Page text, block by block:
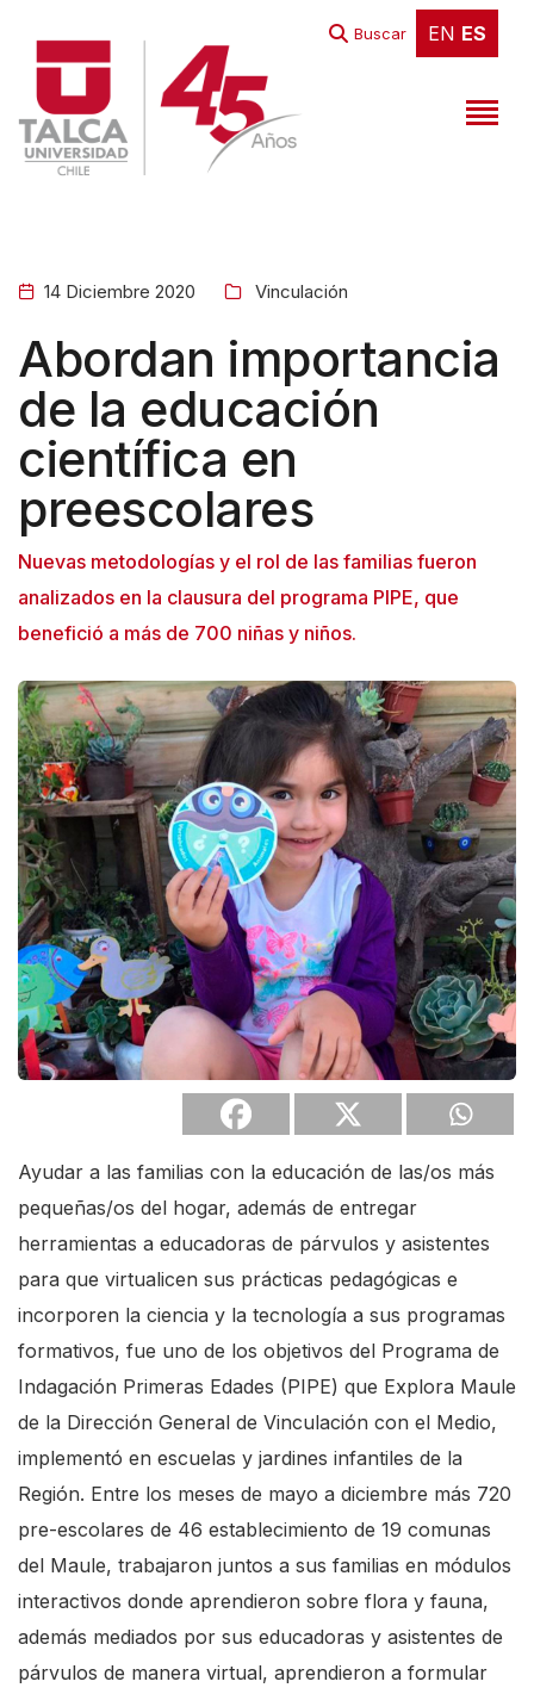
EN ES
Buscar EN ES
14 Diciembre 2020 Vinculación
Abordan importancia
de la educación
científica en
preescolares
Nuevas metodologías y el rol de las familias fueron
analizados en la clausura del programa PIPE, que
benefició a más de 700 niñas y niños.
Ayudar a las familias con la educación de las/os más
pequeñas/os del hogar, además de entregar
herramientas a educadoras de párvulos y asistentes
para que virtualicen sus prácticas pedagógicas e
incorporen la ciencia y la tecnología a sus programas
formativos, fue uno de los objetivos del Programa de
Indagación Primeras Edades (PIPE) que Explora Maule
de la Dirección General de Vinculación con el Medio,
implementó en escuelas y jardines infantiles de la
Región. Entre los meses de mayo a diciembre más 720
pre-escolares de 46 establecimiento de 19 comunas
del Maule, trabajaron juntos a sus familias en módulos
interactivos donde aprendieron sobre flora y fauna,
además mediados por sus educadoras y asistentes de
párvulos de manera virtual, aprendieron a formular